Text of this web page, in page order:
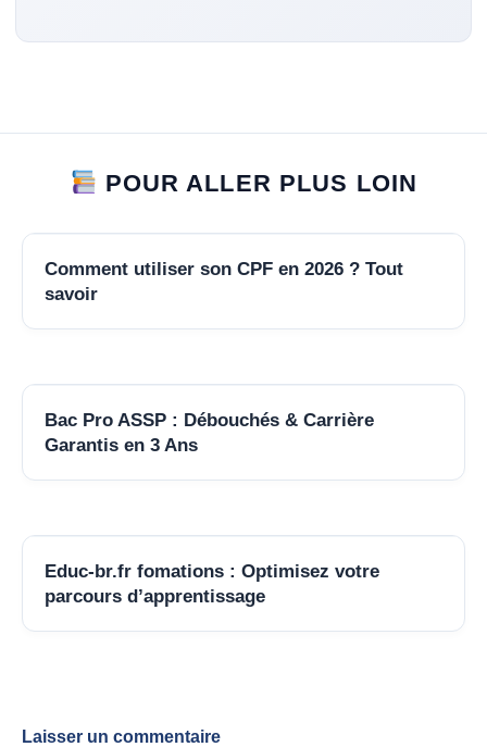
POUR ALLER PLUS LOIN
Comment utiliser son CPF en 2026 ? Tout
savoir
Bac Pro ASSP : Débouchés & Carrière
Garantis en 3 Ans
Educ-br.fr fomations : Optimisez votre
parcours d’apprentissage
Laisser un commentaire